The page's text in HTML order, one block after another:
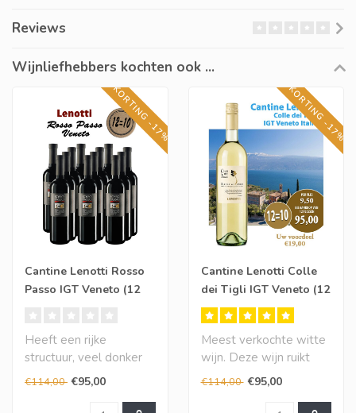
Reviews
Wijnliefhebbers kochten ook ...
KORTING -17%
Cantine Lenotti Rosso
Passo IGT Veneto (12
Heeft een rijke
structuur, veel donker
fruitaroma's en ook wat
€114,00 €95,00
KORTING -17%
Cantine Lenotti Colle
dei Tigli IGT Veneto (12
halen, 10 betalen)
Meest verkochte witte
wijn. Deze wijn ruikt
naar perzik en bloemen
€114,00 €95,00